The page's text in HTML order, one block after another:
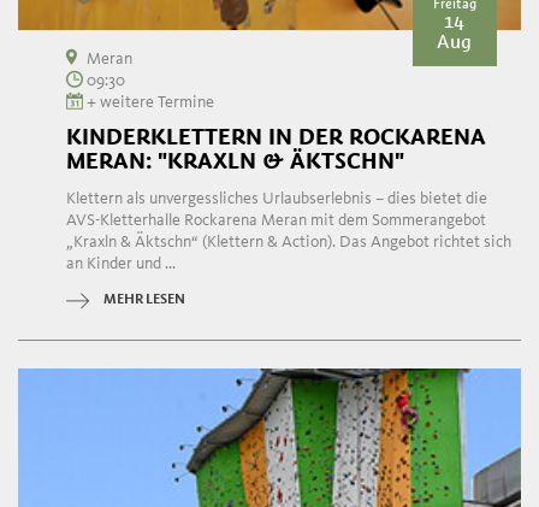
Freitag
14
Aug
Meran
09:30
+ weitere Termine
KINDERKLETTERN IN DER ROCKARENA
MERAN: "KRAXLN & ÄKTSCHN"
Klettern als unvergessliches Urlaubserlebnis – dies bietet die
AVS-Kletterhalle Rockarena Meran mit dem Sommerangebot
„Kraxln & Äktschn“ (Klettern & Action). Das Angebot richtet sich
an Kinder und ...
MEHR LESEN